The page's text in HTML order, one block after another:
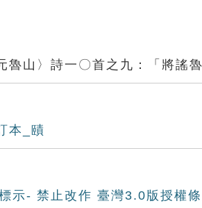
魯山〉詩一〇首之九：「將謠
本_賾
示- 禁止改作 臺灣3.0版授權